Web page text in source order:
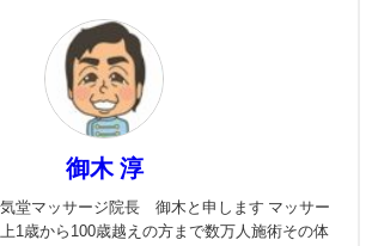
御木 淳
堂マッサージ院長 御木と申します マッサー
1歳から100歳越えの方まで数万人施術その体